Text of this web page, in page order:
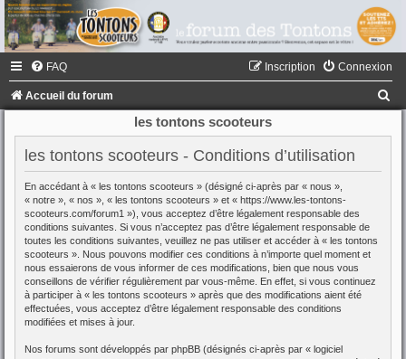
FAQ Connexion
Inscription
Accueil du forum
les tontons scooteurs
les tontons scooteurs - Conditions d’utilisation
En accédant à « les tontons scooteurs » (désigné ci-après par « nous »,
« notre », « nos », « les tontons scooteurs » et « https://www.les-tontons-
scooteurs.com/forum1 »), vous acceptez d’être légalement responsable des
conditions suivantes. Si vous n’acceptez pas d’être légalement responsable de
toutes les conditions suivantes, veuillez ne pas utiliser et accéder à « les tontons
scooteurs ». Nous pouvons modifier ces conditions à n’importe quel moment et
nous essaierons de vous informer de ces modifications, bien que nous vous
conseillons de vérifier régulièrement par vous-même. En effet, si vous continuez
à participer à « les tontons scooteurs » après que des modifications aient été
effectuées, vous acceptez d’être légalement responsable des conditions
modifiées et mises à jour.
Nos forums sont développés par phpBB (désignés ci-après par « logiciel